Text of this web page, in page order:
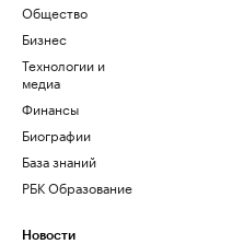
Общество
Бизнес
Технологии и
медиа
Финансы
Биографии
База знаний
РБК Образование
Новости